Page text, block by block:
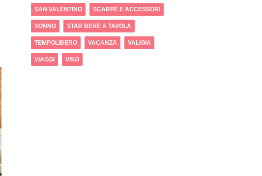
SAN VALENTINO SCARPE E ACCESSORI
SONNO STAR BENE A TAVOLA
TEMPOLIBERO VACANZA VALIGIA
VIAGGI VISO